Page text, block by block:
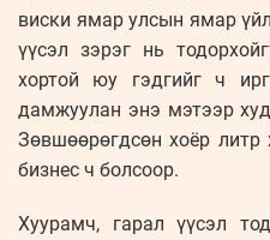
виски ямар улсын ямар
үүсэл зэрэг нь
хортой юу гэдгийг ч
дамжуулан энэ мэтээр
Зөвшөөрөгдсөн хоёр литр
бизнес ч болсоор.
Хуурамч, гарал үүсэл